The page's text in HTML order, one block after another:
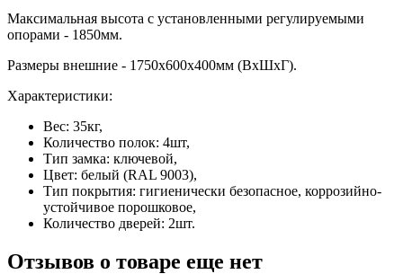
Максимальная высота с установленными регулируемыми
опорами - 1850мм.
Размеры внешние - 1750x600x400мм (ВхШхГ).
Характеристики:
Вес: 35кг,
Количество полок: 4шт,
Тип замка: ключевой,
Цвет: белый (RAL 9003),
Тип покрытия: гигиенически безопасное, коррозийно-
устойчивое порошковое,
Количество дверей: 2шт.
Отзывов о товаре еще нет